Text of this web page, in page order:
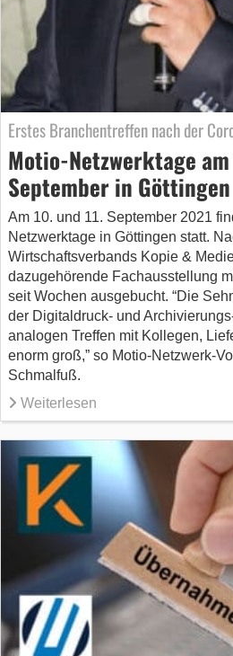
Erstes Branchentreffen nach der
Motio-Netzwerktage am
September in Göttingen
Am 10. und 11. September 2021
Netzwerktage in Göttingen statt.
Wirtschaftsverbands Kopie &
dazugehörende Fachausstellung
seit Wochen ausgebucht. “Die
der Digitaldruck- und
analogen Treffen mit Kollegen,
enorm groß,” so Motio-Netzwerk-
Schmalfuß.
Weiterlesen